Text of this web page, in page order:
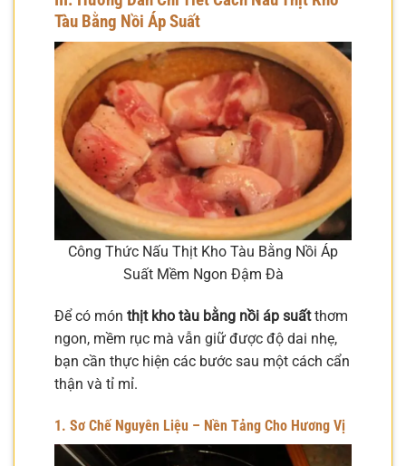
Tàu Bằng Nồi Áp Suất
Công Thức Nấu Thịt Kho Tàu Bằng Nồi Áp
Suất Mềm Ngon Đậm Đà
Để có món thịt kho tàu bằng nồi áp suấtthơm
ngon, mềm rục mà vẫn giữ được độ dai nhẹ,
bạn cần thực hiện các bước sau một cách cẩn
thận và tỉ mỉ.
1. Sơ Chế Nguyên Liệu – Nền Tảng Cho Hương Vị